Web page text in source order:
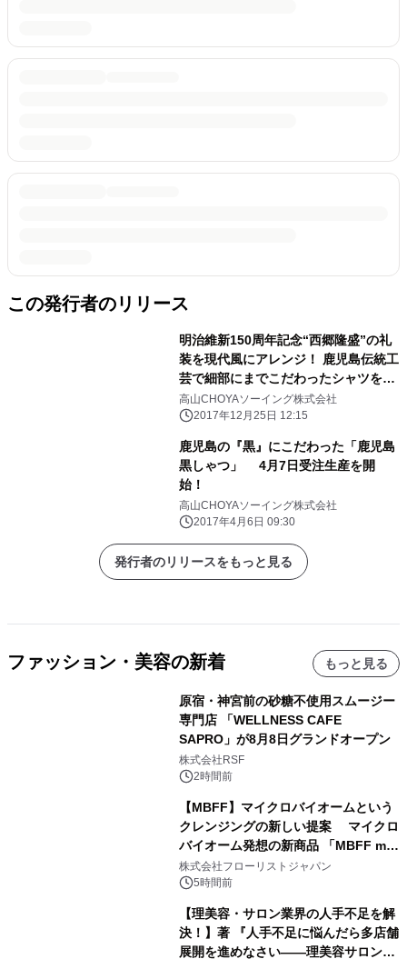
この発行者のリリース
明治維新150周年記念“西郷隆盛”の礼
装を現代風にアレンジ！ 鹿児島伝統工
芸で細部にまでこだわったシャツを発
売
高山CHOYAソーイング株式会社
2017年12月25日 12:15
鹿児島の『黒』にこだわった「鹿児島
黒しゃつ」 4月7日受注生産を開
始！
高山CHOYAソーイング株式会社
2017年4月6日 09:30
発行者のリリースをもっと見る
ファッション・美容の新着 もっと見る
原宿・神宮前の砂糖不使用スムージー
専門店 「WELLNESS CAFE
SAPRO」が8月8日グランドオープン
株式会社RSF
2時間前
【MBFF】マイクロバイオームという
クレンジングの新しい提案 マイクロ
バイオーム発想の新商品 「MBFF mb
クレンジングPRO」を2026年8月6日
発売
株式会社フローリストジャパン
5時間前
【理美容・サロン業界の人手不足を解
決！】著 『人手不足に悩んだら多店舗
展開を進めなさい――理美容サロン